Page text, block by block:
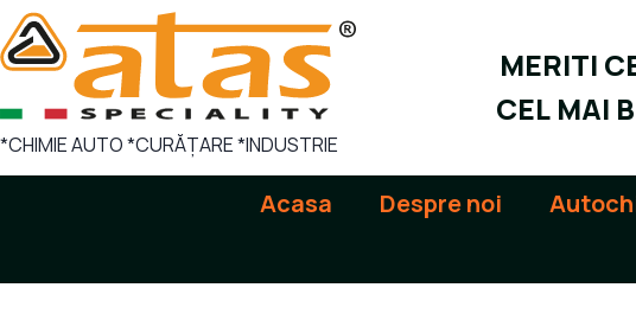
Sari
la
conținut
*CHIMIE AUTO *CURĂȚARE *INDUSTRIE
MERITI
CEL MAI
Acasa Despre noi